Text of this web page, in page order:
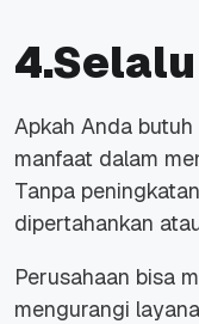
Apkah Anda butuh
manfaat dalam
Tanpa
dipertahankan
Perusahaan bisa
mengurangi